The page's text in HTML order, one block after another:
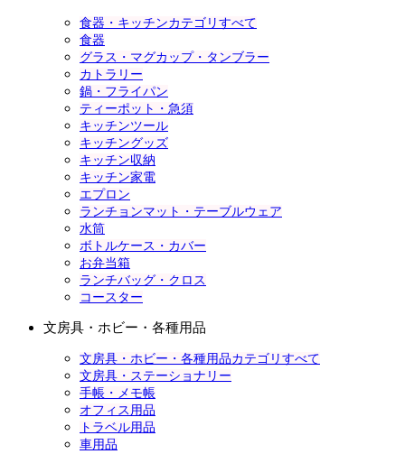
食器・キッチンカテゴリすべて
食器
グラス・マグカップ・タンブラー
カトラリー
鍋・フライパン
ティーポット・急須
キッチンツール
キッチングッズ
キッチン収納
キッチン家電
エプロン
ランチョンマット・テーブルウェア
水筒
ボトルケース・カバー
お弁当箱
ランチバッグ・クロス
コースター
文房具・ホビー・各種用品
文房具・ホビー・各種用品カテゴリすべて
文房具・ステーショナリー
手帳・メモ帳
オフィス用品
トラベル用品
車用品